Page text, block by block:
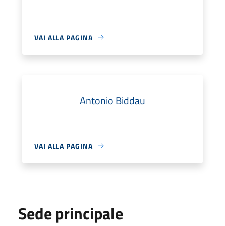
VAI ALLA PAGINA
Antonio Biddau
VAI ALLA PAGINA
Sede principale